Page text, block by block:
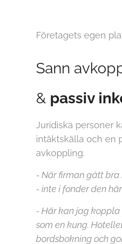
Företagets egen
Sann
& passiv
Juridiska personer
intäktskälla och en
avkoppling.
- När firman gått
- inte i fonder den
- Här kan jag koppla
som en kung.
bordsbokning och